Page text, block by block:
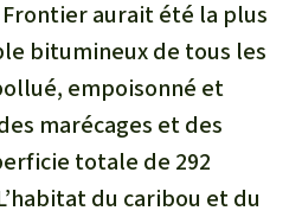
L'élevage industriel
L'or
L'accaparement des terres
presse
aurait été la plus
bitumineux de tous les
empoisonné et
marécages et des
totale de 292
du caribou et du